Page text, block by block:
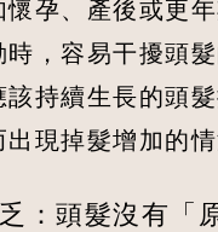
孕、產後或更
，容易干擾頭
持續生長的頭
現掉髮增加的情
：頭髮沒有「